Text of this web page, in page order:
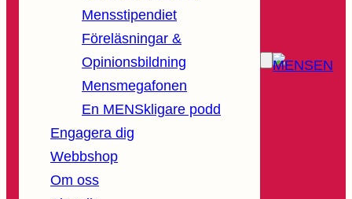
Mensstipendiet
Föreläsningar &
Opinionsbildning
Mensmegafonen
En MENSkligare podd
Engagera dig
Webbshop
Om oss